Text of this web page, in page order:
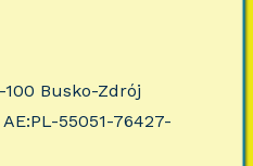
100 Busko-Zdrój
55051-76427-